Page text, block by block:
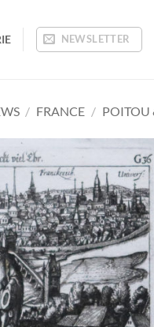
NEWSLETTER
/ FRANCE / POITOU
Ajouter
à la
wishlist